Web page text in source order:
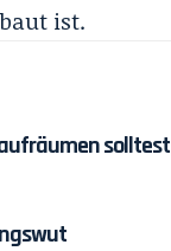
ist.
solltest